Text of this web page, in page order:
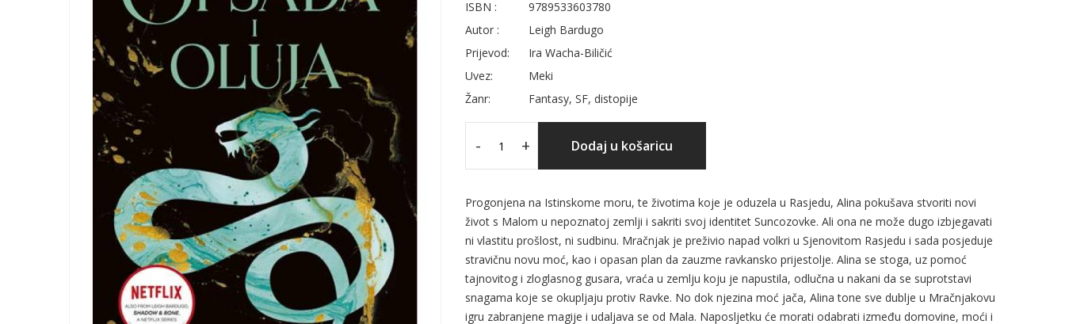
ISBN :
9789533603780
Autor :
Leigh Bardugo
Prijevod:
Ira Wacha-Biličić
Uvez:
Meki
Žanr:
Fantasy, SF, distopije
- + Dodaj u košaricu
Progonjena na Istinskome moru, te životima koje je oduzela u Rasjedu, Alina pokušava stvoriti novi
život s Malom u nepoznatoj zemlji i sakriti svoj identitet Suncozovke. Ali ona ne može dugo izbjegavati
ni vlastitu prošlost, ni sudbinu. Mračnjak je preživio napad volkri u Sjenovitom Rasjedu i sada posjeduje
stravičnu novu moć, kao i opasan plan da zauzme ravkansko prijestolje. Alina se stoga, uz pomoć
tajnovitog i zloglasnog gusara, vraća u zemlju koju je napustila, odlučna u nakani da se suprotstavi
snagama koje se okupljaju protiv Ravke. No dok njezina moć jača, Alina tone sve dublje u Mračnjakovu
igru zabranjene magije i udaljava se od Mala. Naposljetku će morati odabrati između domovine, moći i